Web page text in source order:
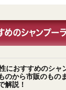
におすすめのシャ
のから市販のもの
解説！